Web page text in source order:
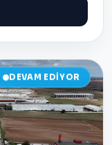
DEVAM EDIYOR